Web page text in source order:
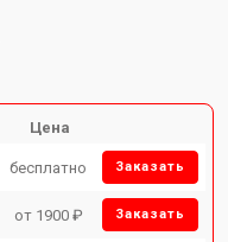
Цена
бесплатно Заказать
от 1900 ₽ Заказать